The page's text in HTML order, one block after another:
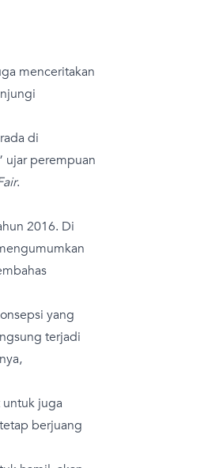
menceritakan
di
ujar perempuan
.
2016. Di
yang
terjadi
juga
berjuang